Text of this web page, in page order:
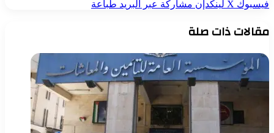
فيسبوك ‫X لينكدإن مشاركة عبر البريد طباعة
مقالات ذات صلة